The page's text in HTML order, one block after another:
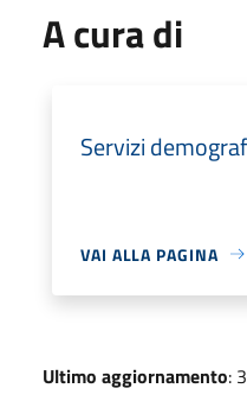
A cura di
Servizi
VAI ALLA PAGINA
Ultimo aggiornamento: